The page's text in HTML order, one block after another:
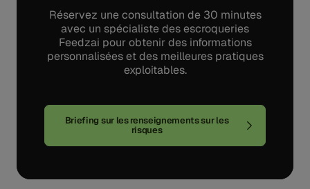
Réservez une consultation de 30 minutes
avec un spécialiste des escroqueries
Feedzai pour obtenir des informations
personnalisées et des meilleures pratiques
exploitables.
Briefing sur les renseignements sur les
risques